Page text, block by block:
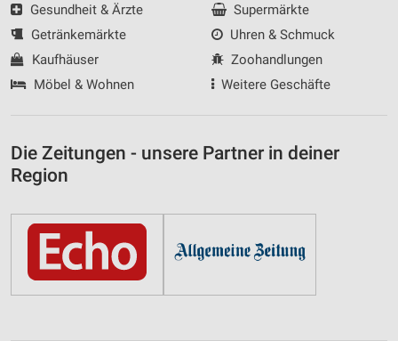
Gesundheit & Ärzte
Getränkemärkte
Kaufhäuser
Möbel & Wohnen
Supermärkte
Uhren & Schmuck
Zoohandlungen
Weitere Geschäfte
Die Zeitungen - unsere Partner in deiner
Region